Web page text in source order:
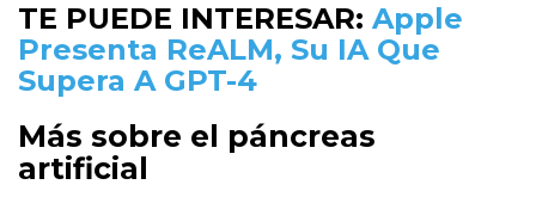
TE PUEDE INTERESAR: Apple
Presenta ReALM, Su IA Que
Supera A GPT-4
Más sobre el páncreas
artificial